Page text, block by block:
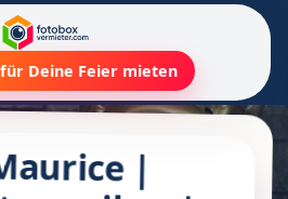
Deine Feier mieten
|
|